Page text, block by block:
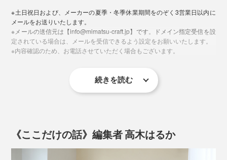
贈る相手を想って、模様にこめられた願いから選べま
す。
本品「YAGASURI（矢絣）」は、風を切って、矢を的へ
運長久を願う縁起柄です。
そして、この地域に木工所は多いけれど、おたがい、何
をつくっているかを知りません。それがずっと普通でし
た。
でも、やっぱり、自分たちの仕事を、まわりに知っても
らいたいし、買ってくれた人の顔や声を知りたい」
した「年輪時計」でした。
※土日祝日および、メーカーの夏季・冬季休業期間をのぞく3営業日以内に
メールをお送りいたします。
※メールの送信元は【info@mimatsu-craft.jp】です。ドメイン指定受信を設
定されている場合は、メールを受信できるよう設定をお願いいたします。
※内容確認のため、お電話させていただく場合もございます。
2. フォーム入力後、再度メールにて、文字とレイアウト
ウト確定後はキャンセル・変更はできません。
3. レイアウト確定後、製作に入ります。発送までの目安
続きを読む
《ここだけの話》編集者 高木はるか